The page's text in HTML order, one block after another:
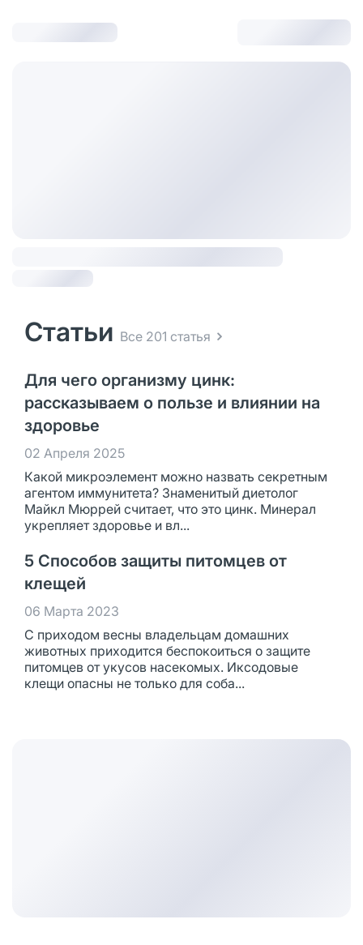
Статьи Все 201 статья
Для чего организму цинк:
рассказываем о пользе и влиянии на
здоровье
02 Апреля 2025
Какой микроэлемент можно назвать секретным
агентом иммунитета? Знаменитый диетолог
Майкл Мюррей считает, что это цинк. Минерал
укрепляет здоровье и вл...
5 Способов защиты питомцев от
клещей
06 Марта 2023
С приходом весны владельцам домашних
животных приходится беспокоиться о защите
питомцев от укусов насекомых. Иксодовые
клещи опасны не только для соба...